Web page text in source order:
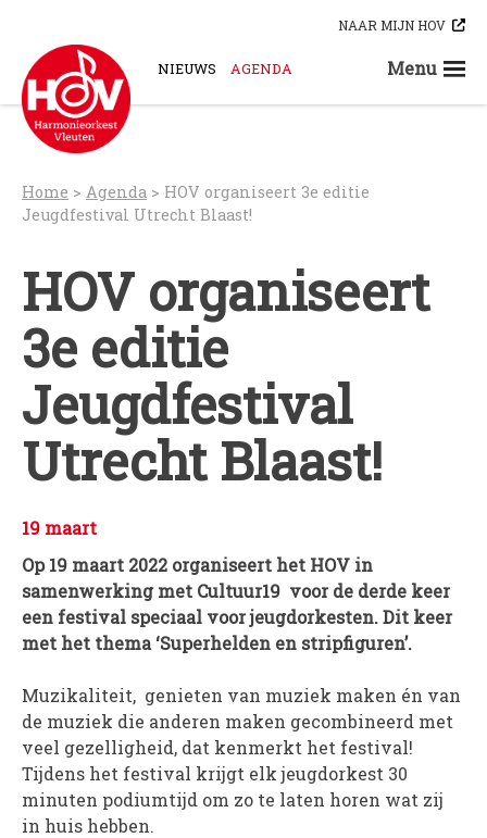
content
NAAR MIJN HOV
NIEUWS AGENDA
Menu
HOV-B
HOV-E
HOV-G
HOV-O
Bloaskapel Vleuten
Saxofoonkwartet Hova Zembla
Klarinettenensemble Brandhout
Zomerorkest Vleuten
Saxophone Orchestra
Moet je Hoor’n!
OVER ONS
Wie zijn we?
Bestuur
Home > Agenda > HOV organiseert 3e editie
Jeugdfestival Utrecht Blaast!
HOV organiseert
3e editie
Jeugdfestival
Utrecht Blaast!
19 maart
Op 19 maart 2022 organiseert het HOV in
samenwerking met Cultuur19 voor de derde keer
een festival speciaal voor jeugdorkesten. Dit keer
met het thema ‘Superhelden en stripfiguren’.
Muzikaliteit, genieten van muziek maken én van
de muziek die anderen maken gecombineerd met
veel gezelligheid, dat kenmerkt het festival!
Tijdens het festival krijgt elk jeugdorkest 30
minuten podiumtijd om zo te laten horen wat zij
in huis hebben.